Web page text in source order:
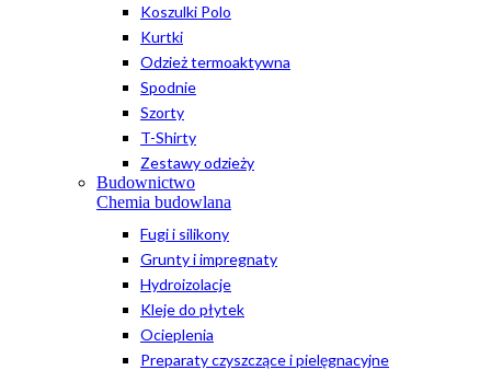
Koszulki Polo
Kurtki
Odzież termoaktywna
Spodnie
Szorty
T-Shirty
Zestawy odzieży
Budownictwo
Chemia budowlana
Fugi i silikony
Grunty i impregnaty
Hydroizolacje
Kleje do płytek
Ocieplenia
Preparaty czyszczące i pielęgnacyjne